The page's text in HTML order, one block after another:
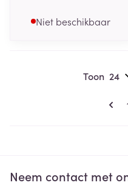
Niet beschikbaar
Toon
Neem contact met